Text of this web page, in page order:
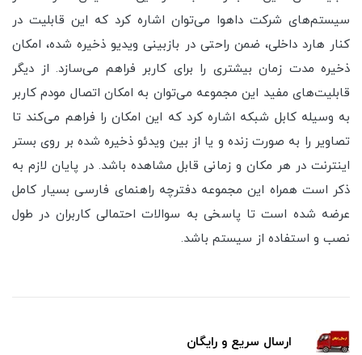
سیستم‌های شرکت داهوا می‌توان اشاره کرد که این قابلیت در
کنار هارد داخلی، ضمن راحتی در بازبینی ویدیو ذخیره شده، امکان
ذخیره مدت زمان بیشتری را برای کاربر فراهم می‌سازد. از دیگر
قابلیت‌های مفید این مجموعه می‌توان به امکان اتصال مودم کاربر
به وسیله کابل شبکه اشاره کرد که این امکان را فراهم می‌کند تا
تصاویر را به صورت زنده و یا از بین ویدئو ذخیره شده بر روی بستر
اینترنت در هر مکان و زمانی قابل مشاهده باشد. در پایان لازم به
ذکر است همراه این مجموعه دفترچه راهنمای فارسی بسیار کامل
عرضه شده است تا پاسخی به سوالات احتمالی کاربران در طول
نصب و استفاده از سیستم باشد.
ارسال سریع و رایگان